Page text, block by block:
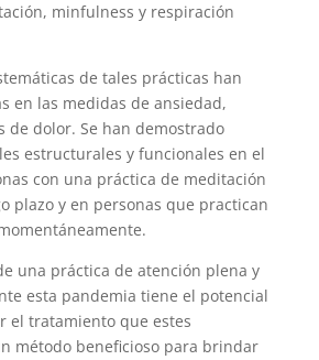
minfulness y respiración
de tales prácticas han
en las medidas de ansiedad,
de dolor. Se han demostrado
estructurales y funcionales en el
con una práctica de meditación
plazo y en personas que practican
una práctica de atención plena y
esta pandemia tiene el potencial
el tratamiento que estes
método beneficioso para brindar